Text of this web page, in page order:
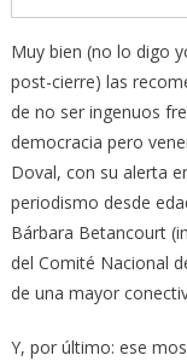
Muy bien (no lo digo
post-cierre) las
de no ser ingenuos
democracia pero
Doval, con su alerta
periodismo desde
Bárbara Betancourt
del Comité Nacional
de una mayor
Y, por último: ese